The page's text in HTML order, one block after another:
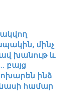
մինչ
խանութ և
բայց
ինձ
համար